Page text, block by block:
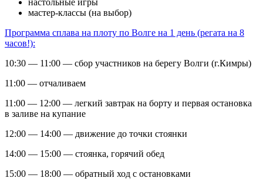
настольные игры
мастер-классы (на выбор)
Программа сплава на плоту по Волге на 1 день (регата на 8
часов!):
10:30 — 11:00 — сбор участников на берегу Волги (г.Кимры)
11:00 — отчаливаем
11:00 — 12:00 — легкий завтрак на борту и первая остановка
в заливе на купание
12:00 — 14:00 — движение до точки стоянки
14:00 — 15:00 — стоянка, горячий обед
15:00 — 18:00 — обратный ход с остановками